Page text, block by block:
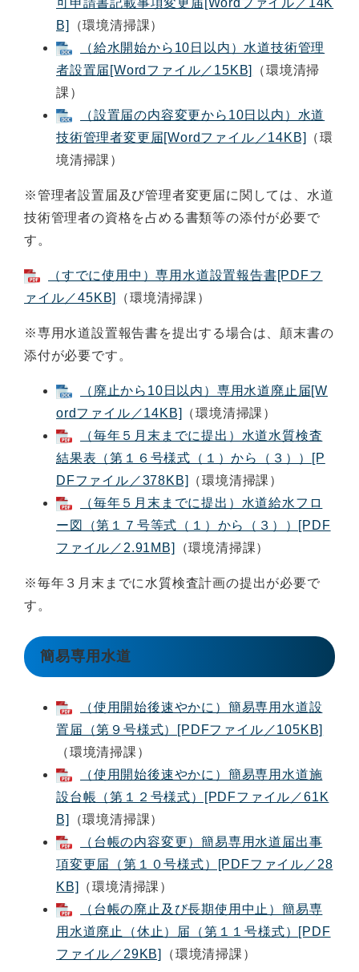
B]
（環境清掃課）
（給水開始から10日以内）水道技術管理
者設置届[Wordファイル／15KB]
（環境清掃
課）
（設置届の内容変更から10日以内）水道
技術管理者変更届[Wordファイル／14KB]
（環
境清掃課）
※管理者設置届及び管理者変更届に関しては、水道
技術管理者の資格を占める書類等の添付が必要で
す。
（すでに使用中）専用水道設置報告書[PDFフ
ァイル／45KB]
（環境清掃課）
※専用水道設置報告書を提出する場合は、顛末書の
添付が必要です。
（廃止から10日以内）専用水道廃止届[W
ordファイル／14KB]
（環境清掃課）
（毎年５月末までに提出）水道水質検査
結果表（第１６号様式（１）から（３））[P
DFファイル／378KB]
（環境清掃課）
（毎年５月末までに提出）水道給水フロ
ー図（第１７号等式（１）から（３））[PDF
ファイル／2.91MB]
（環境清掃課）
※毎年３月末までに水質検査計画の提出が必要で
す。
簡易専用水道
（使用開始後速やかに）簡易専用水道設
置届（第９号様式）[PDFファイル／105KB]
（環境清掃課）
（使用開始後速やかに）簡易専用水道施
設台帳（第１２号様式）[PDFファイル／61K
B]
（環境清掃課）
（台帳の内容変更）簡易専用水道届出事
項変更届（第１０号様式）[PDFファイル／28
KB]
（環境清掃課）
（台帳の廃止及び長期使用中止）簡易専
用水道廃止（休止）届（第１１号様式）[PDF
ファイル／29KB]
（環境清掃課）